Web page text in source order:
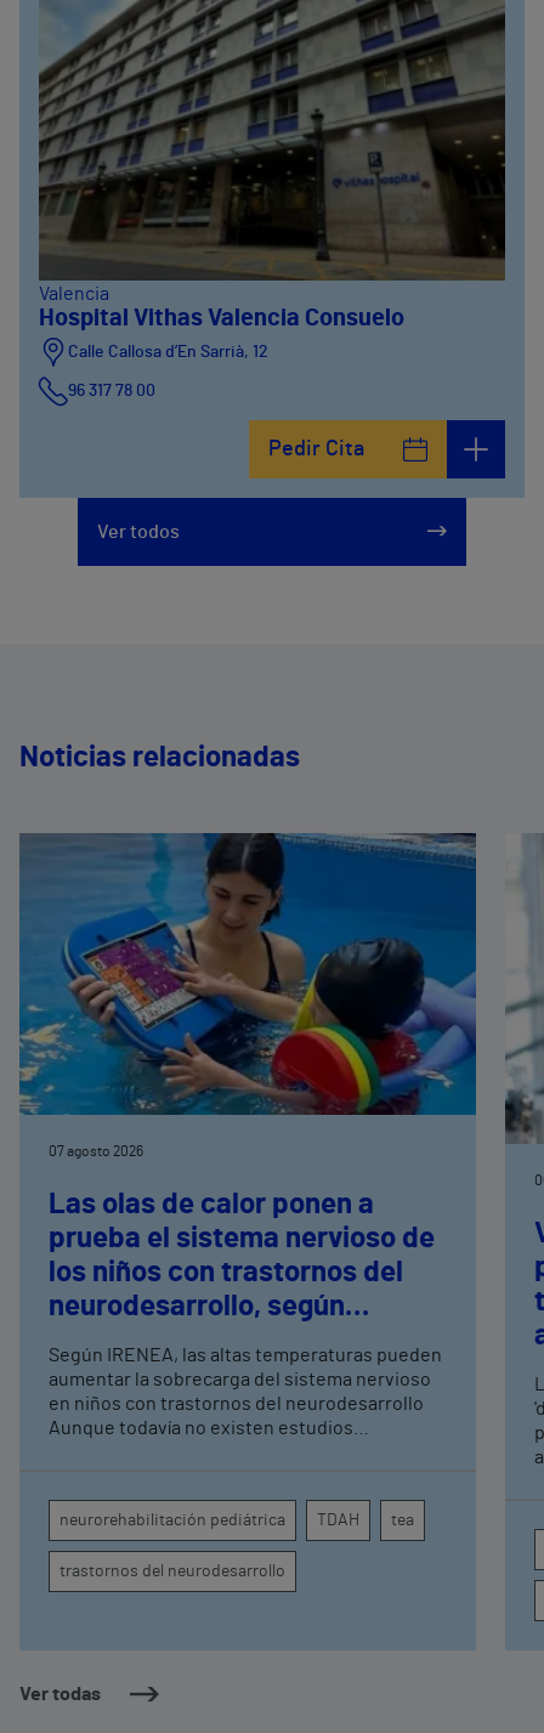
Valencia
Hospital Vithas Valencia Consuelo
Calle Callosa d’En Sarrià, 12
96 317 78 00
Pedir Cita
Ver todos
Noticias relacionadas
Ver todas
07 agosto 2026
Las olas de calor ponen a
prueba el sistema nervioso de
los niños con trastornos del
neurodesarrollo, según
neurorrehabilitación
pediátrica de Vithas
Según IRENEA, las altas temperaturas pueden
aumentar la sobrecarga del sistema nervioso
en niños con trastornos del neurodesarrollo
Aunque todavía no existen estudios
atención, la regulación emocional y la
conducta
neurorehabilitación pediátrica TDAH tea
trastornos del neurodesarrollo